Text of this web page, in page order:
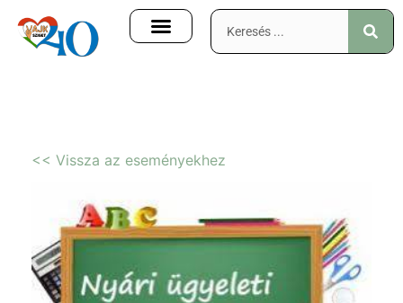
<< Vissza az eseményekhez